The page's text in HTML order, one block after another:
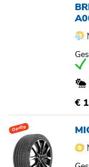
€
Op=Op